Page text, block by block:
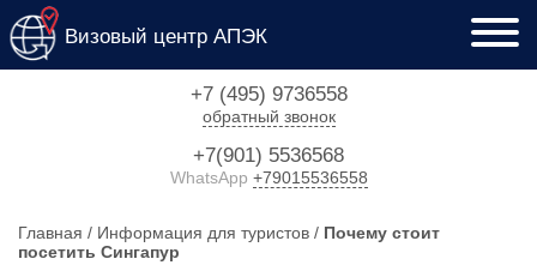
+7 (495) 9736558
обратный звонок
+7(901) 5536568
WhatsApp +79015536558
Визовый центр АПЭК
Главная / Информация для туристов / Почему стоит
посетить Сингапур